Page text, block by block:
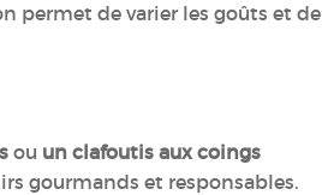
permet de varier les goûts et de
ou un clafoutis aux coings
gourmands et responsables.